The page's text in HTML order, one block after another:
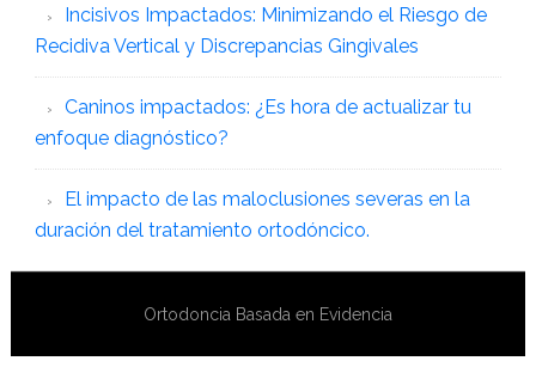
Incisivos Impactados: Minimizando el Riesgo de
Recidiva Vertical y Discrepancias Gingivales
Caninos impactados: ¿Es hora de actualizar tu
enfoque diagnóstico?
El impacto de las maloclusiones severas en la
duración del tratamiento ortodóncico.
Ortodoncia Basada en Evidencia